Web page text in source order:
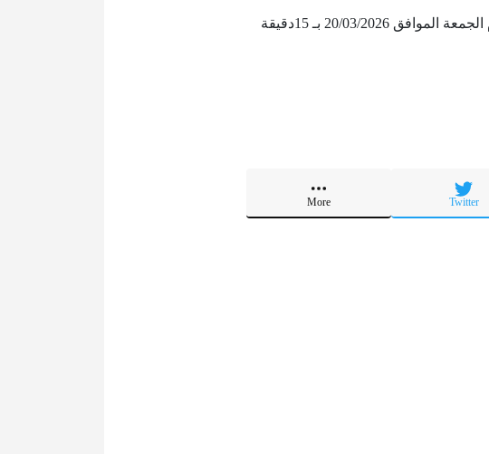
إن وقت صلاة عيد الفطر في محافظة صحار ‏للعام 2026 يكون بعد شروق شمس يوم الجمعة الموافق 20/03/2026 بـ 15دقيقة
Twitter
More